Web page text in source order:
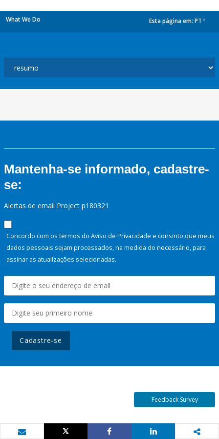
What We Do Esta página em: PT
Mantenha-se informado, cadastre-
se:
Alertas de email Project p180321
Concordo com os termos do Aviso de Privacidade e consinto que meus
dados pessoais sejam processados, na medida do necessário, para
assinar as atualizações selecionadas.
Cadastre-se
Feedback Survey